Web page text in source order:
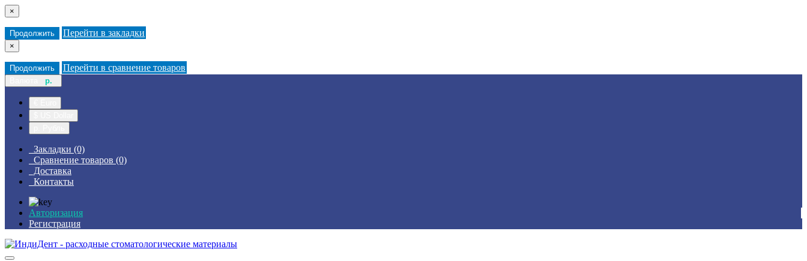
×
Продолжить Перейти в закладки
×
Продолжить Перейти в сравнение товаров
р.
Закладки (0)
Сравнение товаров (0)
Доставка
Контакты
Авторизация
Регистрация